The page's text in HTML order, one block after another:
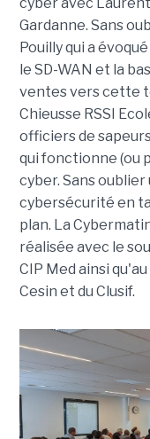
Gardanne. Sans
Pouilly qui a
le SD-WAN et la
ventes vers cette
Chieusse RSSI
officiers de
qui fonctionne (ou
cyber. Sans
cybersécurité en
plan. La
réalisée avec le
CIP Med ainsi
Cesin et du Clusif.